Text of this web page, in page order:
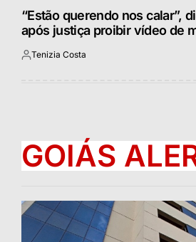
“Estão querendo nos calar”,
após justiça proibir vídeo de
Postado
Tenizia Costa
GOIÁS